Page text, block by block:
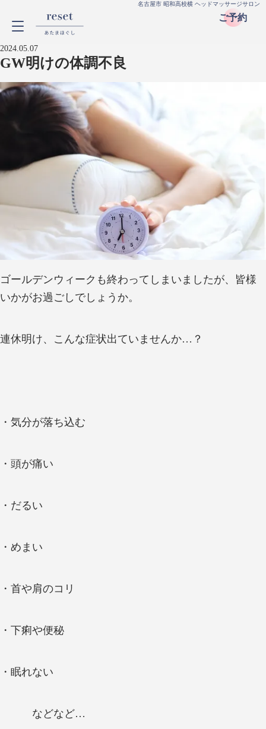
名古屋市 昭和高校横 ヘッドマッサージサロン
ご予約
2024.05.07
GW明けの体調不良
ゴールデンウィークも終わってしまいましたが、皆様
いかがお過ごしでしょうか。
連休明け、こんな症状出ていませんか…？
・気分が落ち込む
・頭が痛い
・だるい
・めまい
・首や肩のコリ
・下痢や便秘
・眠れない
などなど…